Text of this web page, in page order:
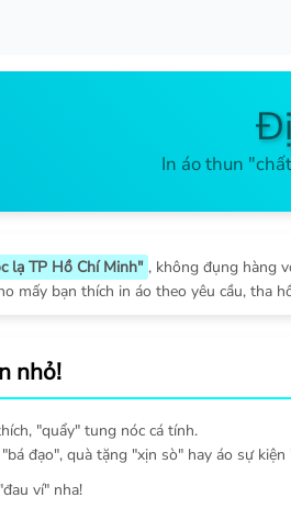
In áo thun
lạ TP Hồ Chí Minh" , không đụng hàng
mấy bạn thích in áo theo yêu cầu, tha
nhỏ!
"quẩy" tung nóc cá tính.
đạo", quà tặng "xịn sò" hay áo sự
ví" nha!